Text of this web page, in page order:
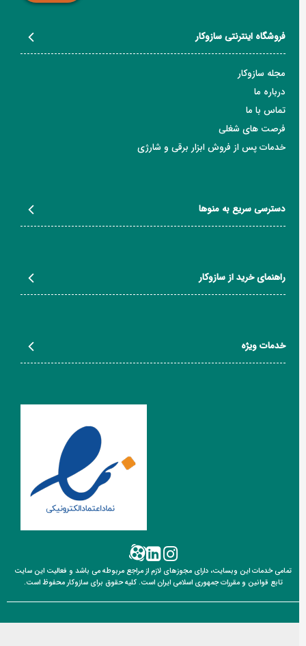
فروشگاه اینترنتی سازوکار
مجله سازوکار
درباره ما
تماس با ما
فرصت های شغلی
خدمات پس از فروش ابزار برقی و شارژی
دسترسی سریع به منوها
راهنمای خرید از سازوکار
خدمات ویژه
تمامی خدمات این وبسایت، دارای مجوزهای لازم از مراجع مربوطه می باشد و فعالیت این سایت
تابع قوانینو مقررات جمهوری اسلامی ایران است. کلیه حقوق برای سازوکار محفوظ است.